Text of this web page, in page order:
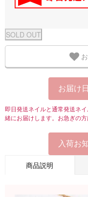
お届け
即日発送ネイルと通常発送ネ
緒にお届けします。お急ぎの
入荷お
商品説明